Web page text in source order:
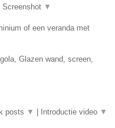
Screenshot ▼
of een veranda met
Glazen wand, screen,
posts ▼ Introductie video ▼